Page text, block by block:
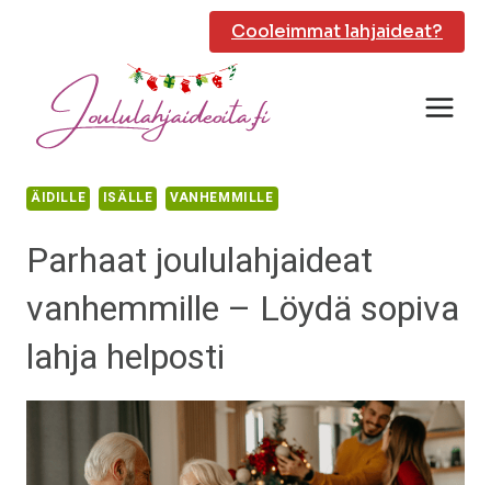
Cooleimmat lahjaideat?
ÄIDILLE ISÄLLE VANHEMMILLE
Parhaat joululahjaideat
vanhemmille – Löydä sopiva
lahja helposti